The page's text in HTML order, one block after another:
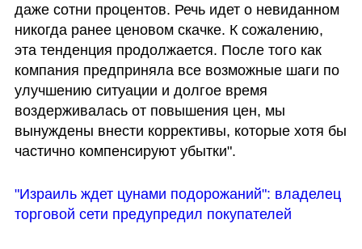
даже сотни процентов. Речь идет о невиданном
никогда ранее ценовом скачке. К сожалению,
эта тенденция продолжается. После того как
компания предприняла все возможные шаги по
улучшению ситуации и долгое время
воздерживалась от повышения цен, мы
вынуждены внести коррективы, которые хотя бы
частично компенсируют убытки".
"Израиль ждет цунами подорожаний": владелец
торговой сети предупредил покупателей